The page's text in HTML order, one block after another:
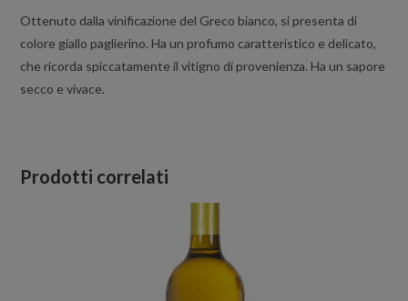
Ottenuto dalla vinificazione del Greco bianco, si presenta di
colore giallo paglierino. Ha un profumo caratteristico e delicato,
che ricorda spiccatamente il vitigno di provenienza. Ha un sapore
secco e vivace.
Prodotti correlati